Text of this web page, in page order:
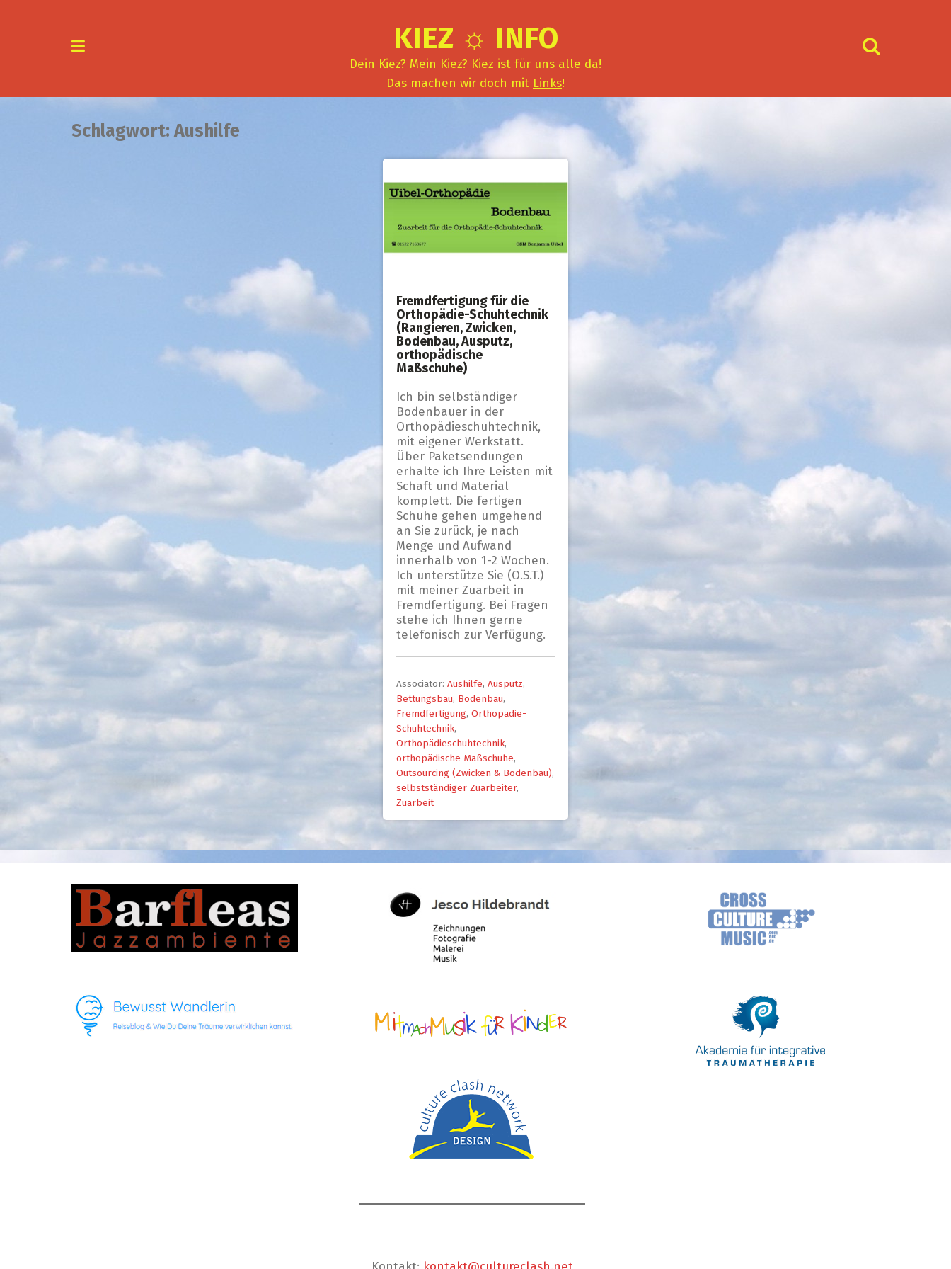
KIEZ ☼ INFO
Dein Kiez? Mein Kiez? Kiez ist für uns alle da!
Das machen wir doch mit Links!
Schlagwort:Aushilfe
Fremdfertigung für die
Orthopädie-Schuhtechnik
(Rangieren, Zwicken,
Bodenbau, Ausputz,
orthopädische
Maßschuhe)
Ich bin selbständiger
Bodenbauer in der
Orthopädieschuhtechnik,
mit eigener Werkstatt.
Über Paketsendungen
erhalte ich Ihre Leisten mit
Schaft und Material
komplett. Die fertigen
Schuhe gehen umgehend
an Sie zurück, je nach
Menge und Aufwand
innerhalb von 1-2 Wochen.
Ich unterstütze Sie (O.S.T.)
mit meiner Zuarbeit in
Fremdfertigung. Bei Fragen
stehe ich Ihnen gerne
telefonisch zur Verfügung.
Associator: Aushilfe, Ausputz,
Bettungsbau, Bodenbau,
Fremdfertigung, Orthopädie-
Schuhtechnik,
Orthopädieschuhtechnik,
orthopädische Maßschuhe,
Outsourcing (Zwicken & Bodenbau),
selbstständiger Zuarbeiter,
Zuarbeit